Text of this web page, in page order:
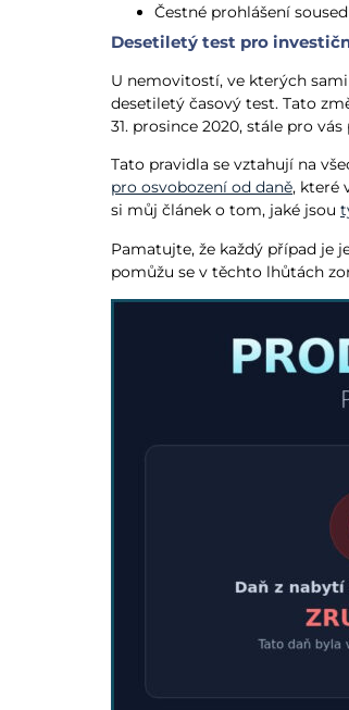
Čestné prohlášení
Desetiletý test pro
U nemovitostí, ve kterých
desetiletý časový test. Tato
31. prosince 2020, stále pro
Tato pravidla se vztahují na
pro osvobození od daně, které
si můj článek o tom, jaké jsou
Pamatujte, že každý případ je
pomůžu se v těchto lhůtách